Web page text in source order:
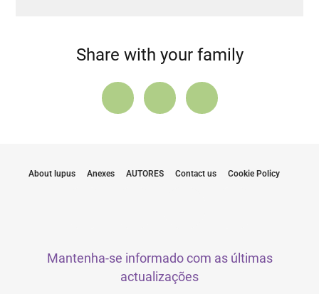
Share with your family
About lupus Anexes AUTORES Contact us Cookie Policy
Mantenha-se informado com as últimas
actualizações